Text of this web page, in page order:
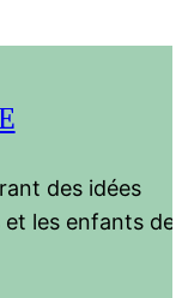
des idées
et les enfants de